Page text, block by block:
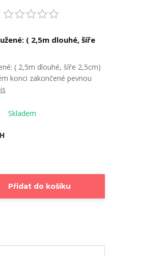
( 2,5m dlouhé, šíře
( 2,5m dlouhé, šíře 2,5cm)
konci zakončené pevnou
Skladem
Přidat do košíku